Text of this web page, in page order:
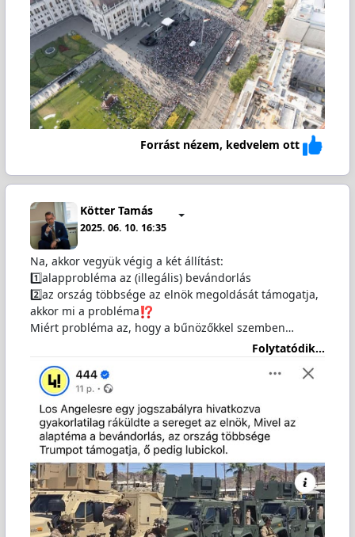
Forrást nézem, kedvelem ott
Kötter Tamás
2025. 06. 10. 16:35
Na, akkor vegyük végig a két állítást:
1️⃣alapprobléma az (illegális) bevándorlás
2️⃣az ország többsége az elnök megoldását támogatja,
akkor mi a probléma
Miért probléma az, hogy a bűnözőkkel szemben…
Folytatódik...